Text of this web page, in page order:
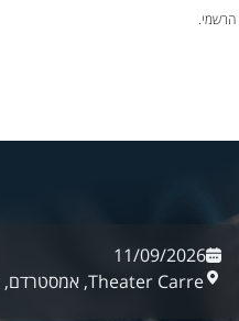
הרשמי.
11/09/2026
Theater Carre, אמסטרדם,